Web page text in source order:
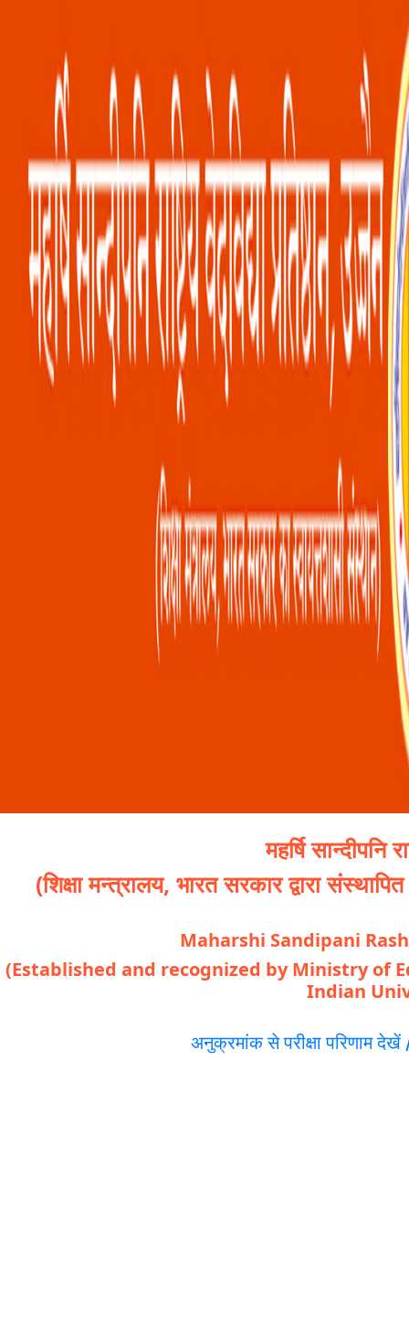
महर्षि सान्दीपनि
(शिक्षा मन्त्रालय, भारत सरकार द्वारा
Maharshi Sandipani
(Established and recognized by Ministry of
Indian
अनुक्रमांक से परीक्षा परिणाम